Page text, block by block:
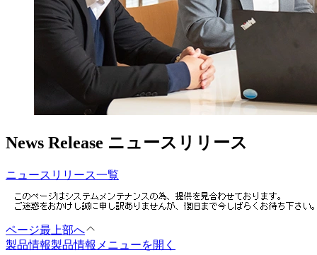
News Release ニュースリリース
ニュースリリース一覧
ページ最上部へ
製品情報製品情報メニューを開く